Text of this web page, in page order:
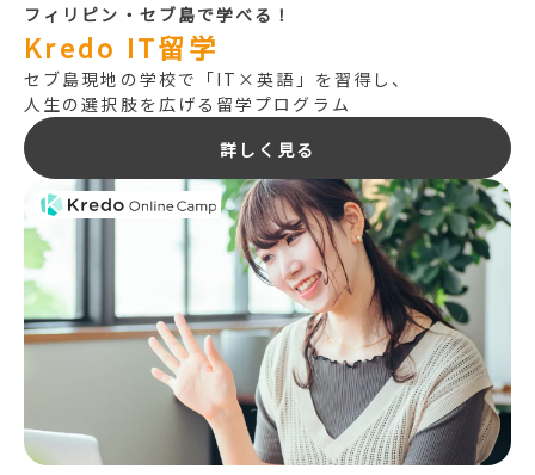
フィリピン・セブ島で学べる！
Kredo IT留学
セブ島現地の学校で「IT×英語」を習得し、
人生の選択肢を広げる留学プログラム
詳しく見る